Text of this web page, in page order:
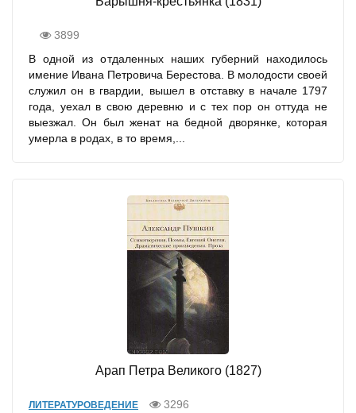
3899
В одной из отдаленных наших губерний находилось
имение Ивана Петровича Берестова. В молодости своей
служил он в гвардии, вышел в отставку в начале 1797
года, уехал в свою деревню и с тех пор он оттуда не
выезжал. Он был женат на бедной дворянке, которая
умерла в родах, в то время,...
Арап Петра Великого (1827)
ЛИТЕРАТУРОВЕДЕНИЕ
3296